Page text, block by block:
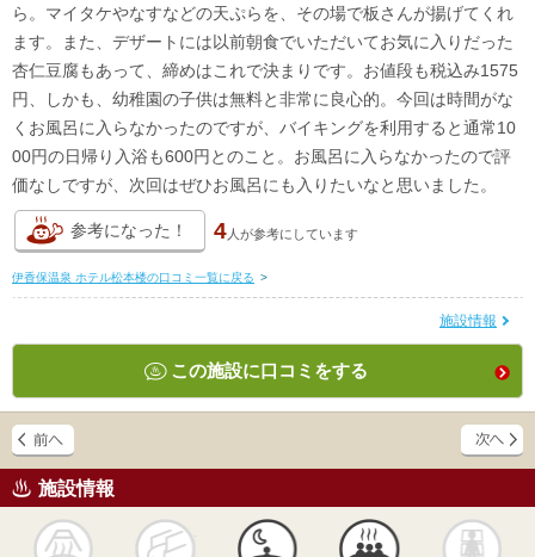
ら。マイタケやなすなどの天ぷらを、その場で板さんが揚げてくれ
ます。また、デザートには以前朝食でいただいてお気に入りだった
杏仁豆腐もあって、締めはこれで決まりです。お値段も税込み1575
円、しかも、幼稚園の子供は無料と非常に良心的。今回は時間がな
くお風呂に入らなかったのですが、バイキングを利用すると通常10
00円の日帰り入浴も600円とのこと。お風呂に入らなかったので評
価なしですが、次回はぜひお風呂にも入りたいなと思いました。
参考になった！ 4人が参考にしています
伊香保温泉 ホテル松本楼の口コミ一覧に戻る >
施設情報
この施設に口コミをする
施設情報
かけ流し 露天風呂 貸切風呂